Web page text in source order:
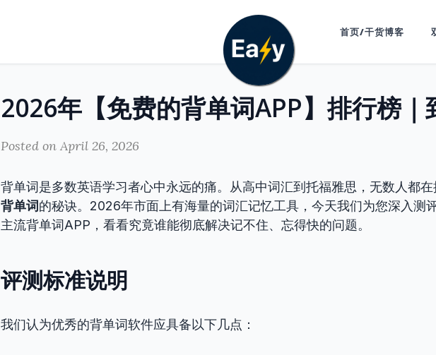
首页/干货博客
Posted on April 26, 2026
背单词是多数英语学习者心中永远的痛。从高中词汇到托福雅思，无数人都
背单词的秘诀。2026年市面上有海量的词汇记忆工具，今天我们为您深入测
主流背单词APP，看看究竟谁能彻底解决记不住、忘得快的问题。
评测标准说明
我们认为优秀的背单词软件应具备以下几点：